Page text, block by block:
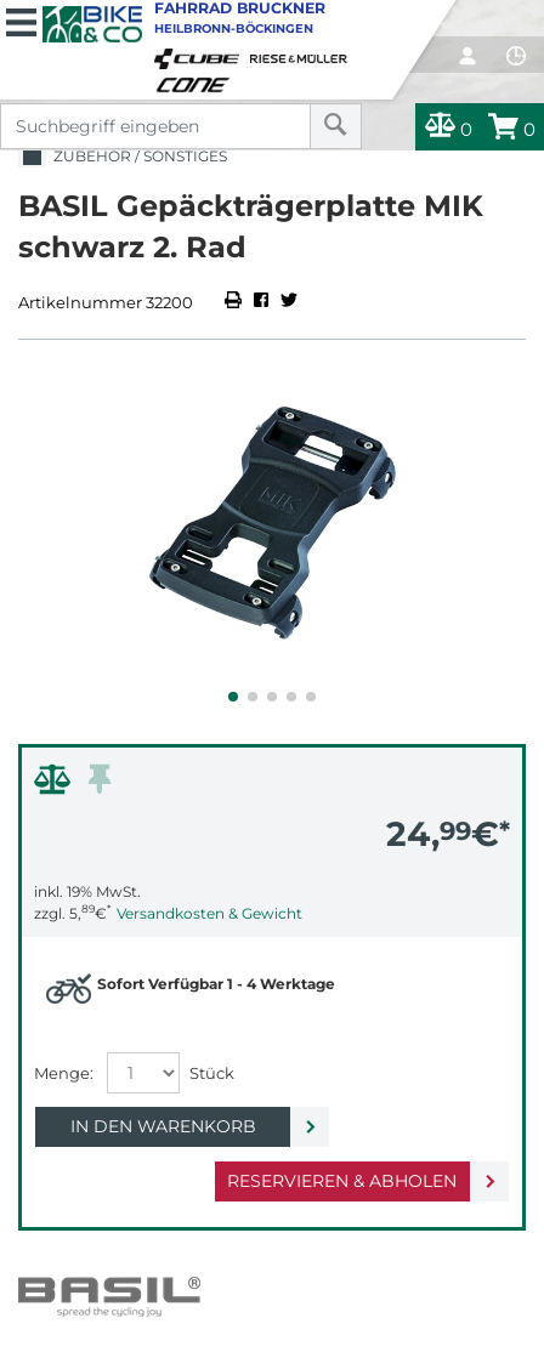
0 0
FAHRRAD BRUCKNER
HEILBRONN-BÖCKINGEN
ZUBEHÖR / SONSTIGES
BASIL Gepäckträgerplatte MIK
schwarz 2. Rad
Artikelnummer 32200
24,99€*
inkl. 19% MwSt.
zzgl. 5,89€* Versandkosten & Gewicht
RESERVIEREN & ABHOLEN
Sofort Verfügbar 1 - 4 Werktage
IN DEN WARENKORB